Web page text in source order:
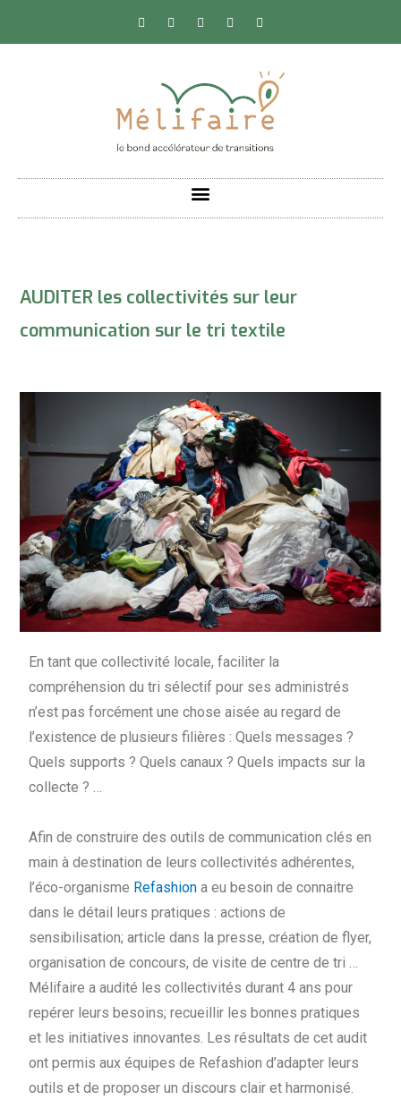
AUDITER les collectivités sur leur
communication sur le tri textile
En tant que collectivité locale, faciliter la
compréhension du tri sélectif pour ses administrés
n’est pas forcément une chose aisée au regard de
l’existence de plusieurs filières : Quels messages ?
Quels supports ? Quels canaux ? Quels impacts sur la
collecte ? …
Afin de construire des outils de communication clés en
main à destination de leurs collectivités adhérentes,
l’éco-organisme Refashion a eu besoin de connaitre
dans le détail leurs pratiques : actions de
sensibilisation; article dans la presse, création de flyer,
organisation de concours, de visite de centre de tri …
Mélifaire a audité les collectivités durant 4 ans pour
repérer leurs besoins; recueillir les bonnes pratiques
et les initiatives innovantes. Les résultats de cet audit
ont permis aux équipes de Refashion d’adapter leurs
outils et de proposer un discours clair et harmonisé.